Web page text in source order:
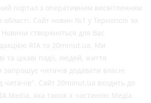
портал з оперативним висвітленням
області. Сайт новин №1 у Тернополі за
Новини створюються для Вас
RIA та 20minut.ua. Ми
та цікаві події, людей, життя
запрошує читачів додавати власні
читачів". Сайт 20minut.ua входить до
Media, яка також є частиною Медіа